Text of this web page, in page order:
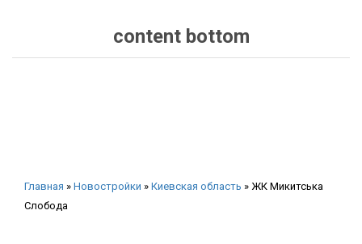
content bottom
Главная » Новостройки » Киевская область » ЖК Микитська
Слобода